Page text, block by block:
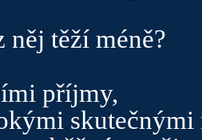
něj těží méně?
příjmy,
skutečnými